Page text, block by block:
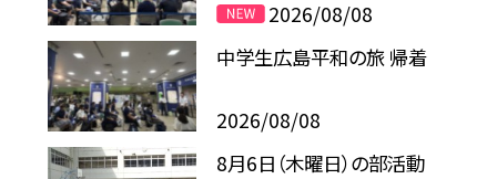
2026/08/08
中学生広島平和の旅 帰着
2026/08/08
8月6日（木曜日）の部活動